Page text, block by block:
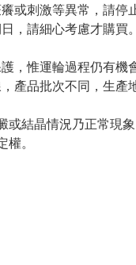
或刺激等異常，請停
，請細心考慮才購買。
，惟運輪過程仍有機
產品批次不同，生產
或結晶情況乃正常現
權。